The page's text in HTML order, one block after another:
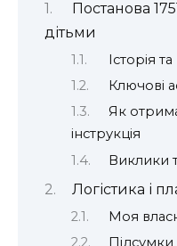
Постанова
дітьми
Історія
Ключові
Як
інструкція
Виклики
Логістика і
Моя
Підсумки